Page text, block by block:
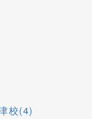
校(4)